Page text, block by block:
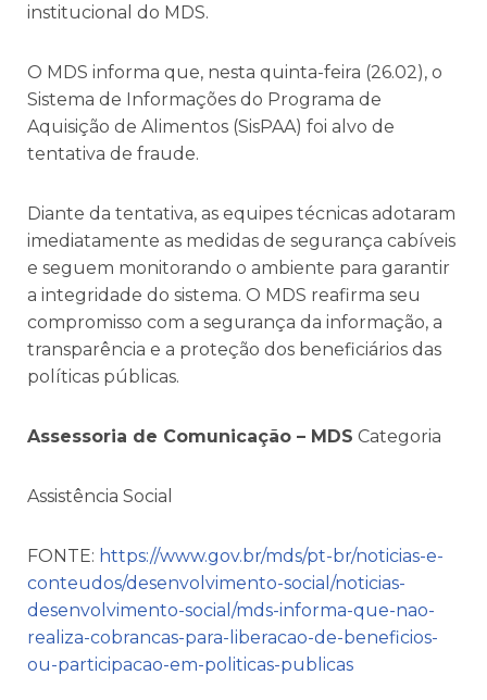
institucional do MDS.
O MDS informa que, nesta quinta-feira (26.02), o
Sistema de Informações do Programa de
Aquisição de Alimentos (SisPAA) foi alvo de
tentativa de fraude.
Diante da tentativa, as equipes técnicas adotaram
imediatamente as medidas de segurança cabíveis
e seguem monitorando o ambiente para garantir
a integridade do sistema. O MDS reafirma seu
compromisso com a segurança da informação, a
transparência e a proteção dos beneficiários das
políticas públicas.
Assessoria de Comunicação – MDS Categoria
Assistência Social
FONTE: https://www.gov.br/mds/pt-br/noticias-e-
conteudos/desenvolvimento-social/noticias-
desenvolvimento-social/mds-informa-que-nao-
realiza-cobrancas-para-liberacao-de-beneficios-
ou-participacao-em-politicas-publicas